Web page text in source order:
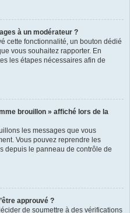
à un modérateur ?
cette fonctionnalité, un bouton dédié
vous souhaitez rapporter. En
les étapes nécessaires afin de
brouillon » affiché lors de la
les messages que vous
Vous pouvez reprendre les
depuis le panneau de contrôle de
approuvé ?
de soumettre à des vérifications